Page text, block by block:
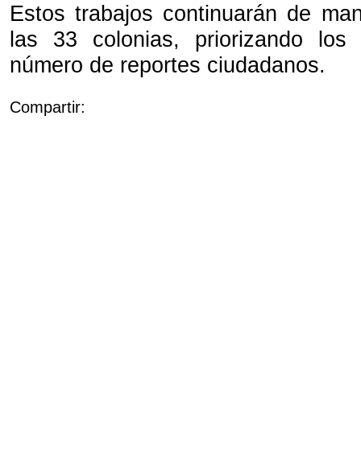
Estos trabajos continuarán de
las 33 colonias, priorizando los
número de reportes ciudadanos.
Compartir: